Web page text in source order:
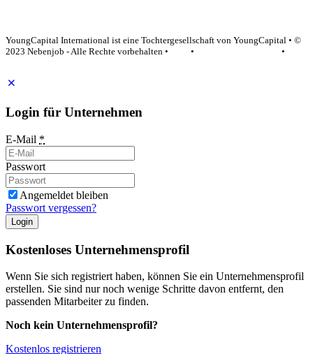
YoungCapital International ist eine Tochtergesellschaft von YoungCapital • ©
2023 Nebenjob - Alle Rechte vorbehalten •
•
•
Login für Unternehmen
E-Mail *
Passwort
Angemeldet bleiben
Passwort vergessen?
Login
Kostenloses Unternehmensprofil
Wenn Sie sich registriert haben, können Sie ein Unternehmensprofil
erstellen. Sie sind nur noch wenige Schritte davon entfernt, den
passenden Mitarbeiter zu finden.
Noch kein Unternehmensprofil?
Kostenlos registrieren